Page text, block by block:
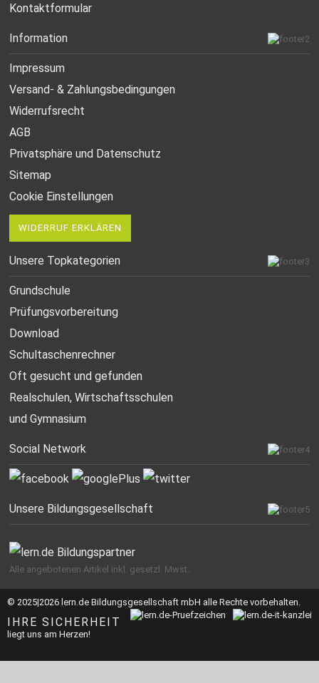
Kontaktformular
Information
Impressum
Versand- & Zahlungsbedingungen
Widerrufsrecht
AGB
Privatsphäre und Datenschutz
Sitemap
Cookie Einstellungen
WIDERRUF ERKLÄREN
Unsere Topkategorien
Grundschule
Prüfungsvorbereitung
Download
Schultaschenrechner
Oft gesucht und gefunden
Realschulen,Wirtschaftsschulen
und Gymnasium
Social Network
Unsere Bildungsgesellschaft
Alle angebotenen Artikel inkl. gesetzl. Mwst..
© 2025|2026 lern.de Bildungsgesellschaft mbH alle Rechte vorbehalten.
IHRE SICHERHEIT
liegt uns am Herzen!